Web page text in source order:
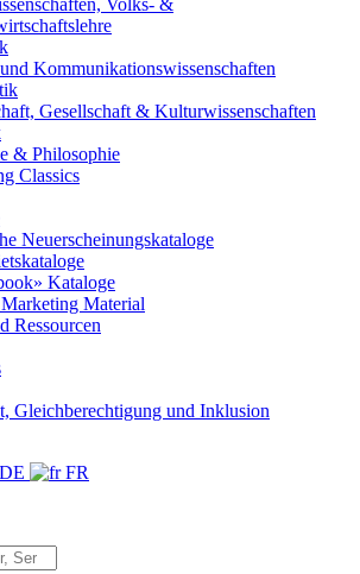
Volks- &
Kommunikationswissenschaften
Gesellschaft & Kulturwissenschaften
& Philosophie
Classics
Neuerscheinungskataloge
Kataloge
Material
Ressourcen
Gleichberechtigung und Inklusion
DE
FR